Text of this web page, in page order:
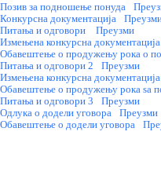
Позив за подношење понуда
Конкурсна документација
Питања и одговори
Преузми
Измењена конкурсна документација
Обавештење о продужењу рока о
Питања и одговори 2
Преузми
Измењена конкурсна
Обавештење о продужењу рока ѕа
Питања и одговори 3
Преузми
Одлука о додели уговора
Преузми
Обавештење о додели уговора